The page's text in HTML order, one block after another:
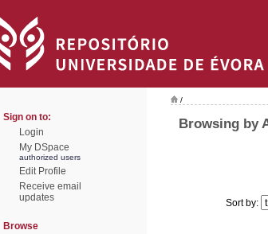
Sign on to:
Login
My DSpace
authorized users
Edit Profile
Receive email
updates
Browse
/
Browsing by
Sort by: